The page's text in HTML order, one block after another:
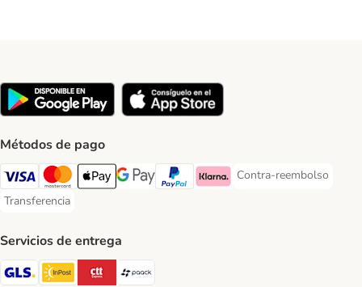
Métodos de pago
Visa Payment Method
Mastercard Payment Method
Apple Pay Payment Method
Google Pay Payment Method
PayPal Payment Method
Klarna Payment Method
Contra-reembolso
Contra-reembolso
Transferencia
Transferencia Payment Method
Servicios de entrega
GLS Shipping Method
InPost Shipping Method
CTTExpress Shipping Method
paack Shipping Method